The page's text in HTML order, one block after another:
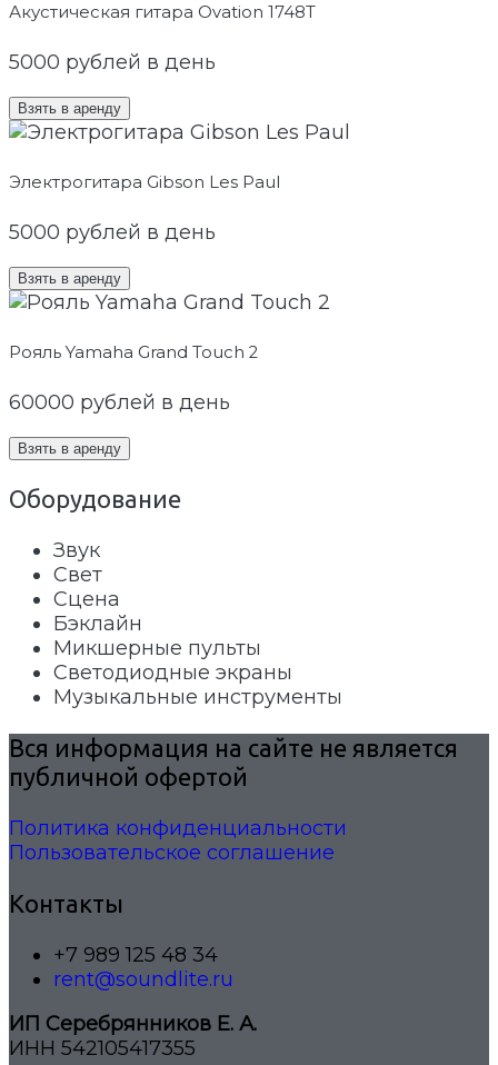
Акустическая гитара Ovation 1748T
5000 рублей в день
Взять в аренду
Электрогитара Gibson Les Paul
5000 рублей в день
Взять в аренду
Рояль Yamaha Grand Touch 2
60000 рублей в день
Взять в аренду
Оборудование
Звук
Свет
Сцена
Бэклайн
Микшерные пульты
Светодиодные экраны
Музыкальные инструменты
Вся информация на сайте не является
публичной офертой
Политика конфиденциальности
Пользовательское соглашение
Контакты
+7 989 125 48 34
rent@soundlite.ru
ИП Серебрянников Е. А.
ИНН 542105417355